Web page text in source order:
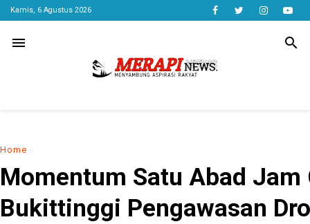
Kamis, 6 Agustus 2026
menu search
Home
Momentum Satu Abad Jam
Bukittinggi Pengawasan